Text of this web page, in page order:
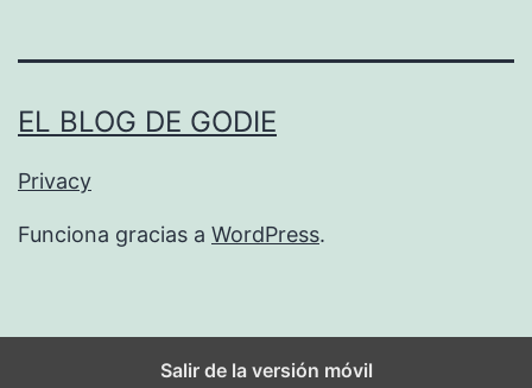
a
a
EL BLOG DE GODIE
Privacy
Funciona gracias a WordPress.
Salir de la versión móvil